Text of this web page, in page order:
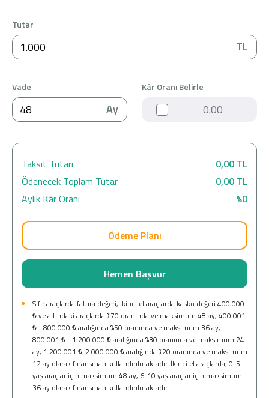
Tutar
TL
Vade
Ay
Kâr Oranı Belirle
Kar Oranı
Ödeme Planı
Hemen Başvur
Sıfır araçlarda fatura değeri, ikinci el araçlarda kasko değeri 400.000
₺ ve altındaki araçlarda %70 oranında ve maksimum 48 ay, 400.001
₺ - 800.000 ₺ aralığında %50 oranında ve maksimum 36 ay,
800.001 ₺ - 1.200.000 ₺ aralığında %30 oranında ve maksimum 24
ay, 1.200.001 ₺-2.000.000 ₺ aralığında %20 oranında ve maksimum
12 ay olarak finansman kullandırılmaktadır. İkinci el araçlarda; 0-5
yaş araçlar için maksimum 48 ay, 6-10 yaş araçlar için maksimum
36 ay olarak finansman kullandırılmaktadır.